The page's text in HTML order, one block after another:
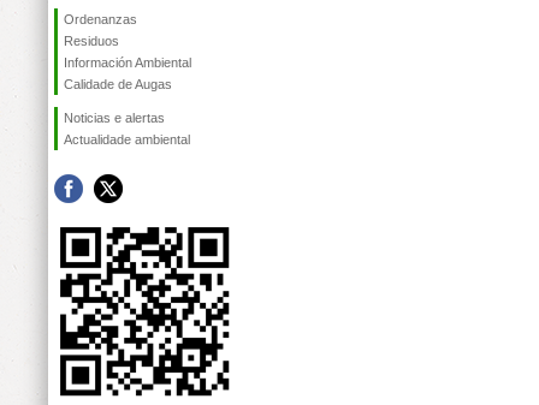
Ordenanzas
Residuos
Información Ambiental
Calidade de Augas
Noticias e alertas
Actualidade ambiental